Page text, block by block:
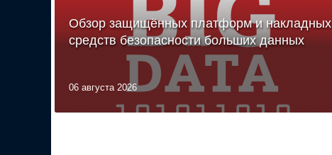
Обзор защищённых платформ и накладных
средств безопасности больших данных
06 августа 2026